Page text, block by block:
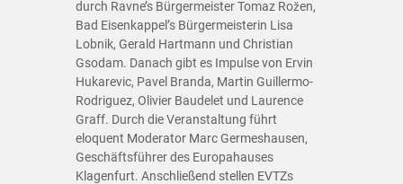
durch Ravne’s Bürgermeister Tomaz Rožen,
Bad Eisenkappel’s Bürgermeisterin Lisa
Lobnik, Gerald Hartmann und Christian
Gsodam. Danach gibt es Impulse von Ervin
Hukarevic, Pavel Branda, Martin Guillermo-
Rodriguez, Olivier Baudelet und Laurence
Graff. Durch die Veranstaltung führt
eloquent Moderator Marc Germeshausen,
Geschäftsführer des Europahauses
Klagenfurt. Anschließend stellen EVTZs